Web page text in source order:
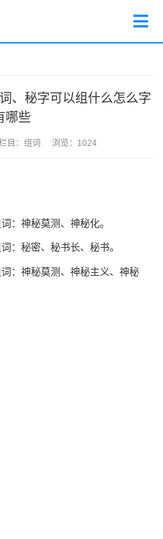
、秘字可以组什么怎么字
哪些
目： 组词 浏览： 1024
神秘莫测、神秘化。
秘密、秘书长、秘书。
神秘莫测、神秘主义、神秘